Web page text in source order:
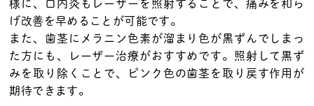
様に、口内炎もレーザーを照射することで、痛みを和ら
げ改善を早めることが可能です。
また、歯茎にメラニン色素が溜まり色が黒ずんでしまっ
た方にも、レーザー治療がおすすめです。照射して黒ず
みを取り除くことで、ピンク色の歯茎を取り戻す作用が
期待できます。